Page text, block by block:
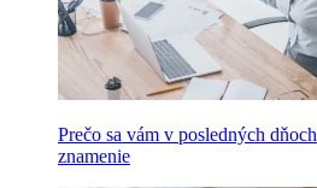
Prečo sa vám v posledných
znamenie